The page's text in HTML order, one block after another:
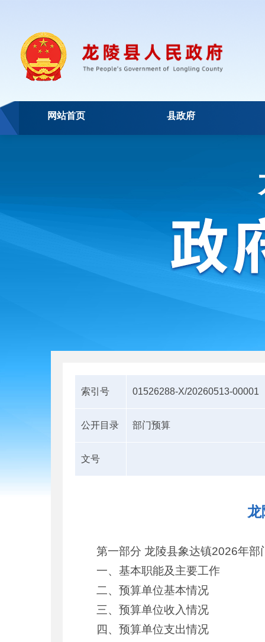
网站首页 县政府
索引号 01526288-X/20260513-00001
公开目录 部门预算
文号
龙
第一部分 龙陵县象达镇2026年部
一、基本职能及主要工作
二、预算单位基本情况
三、预算单位收入情况
四、预算单位支出情况